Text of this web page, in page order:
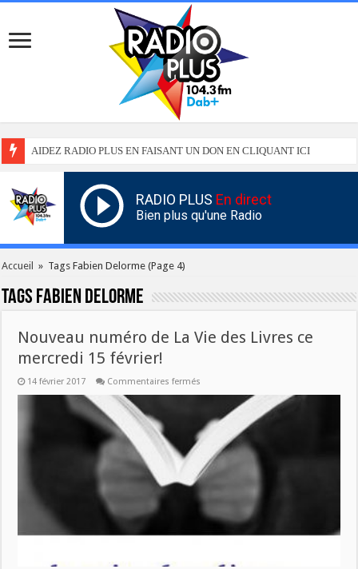
AIDEZ RADIO PLUS EN FAISANT UN DON EN CLIQUANT ICI
RADIO PLUS En direct
Bien plus qu'une Radio
Accueil » Tags Fabien Delorme (Page 4)
Tags Fabien Delorme
Nouveau numéro de La Vie des Livres ce
mercredi 15 février!
14 février 2017 Commentaires fermés
La
Vie
Livres
ce
mercredi
15